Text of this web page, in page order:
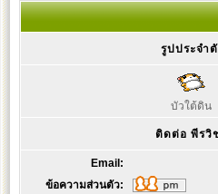
รูปประจำ
บัวใต้ดิน
ติดต่อ พีรวิ
Email:
ข้อความส่วนตัว: